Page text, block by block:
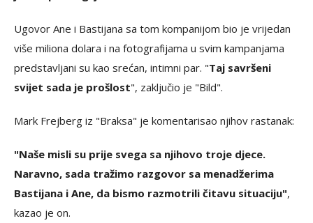
Ugovor Ane i Bastijana sa tom kompanijom bio je vrijedan
više miliona dolara i na fotografijama u svim kampanjama
predstavljani su kao srećan, intimni par. "Taj savršeni
svijet sada je prošlost", zaključio je "Bild".
Mark Frejberg iz "Braksa" je komentarisao njihov rastanak:
"Naše misli su prije svega sa njihovo troje djece.
Naravno, sada tražimo razgovor sa menadžerima
Bastijana i Ane, da bismo razmotrili čitavu situaciju",
kazao je on.